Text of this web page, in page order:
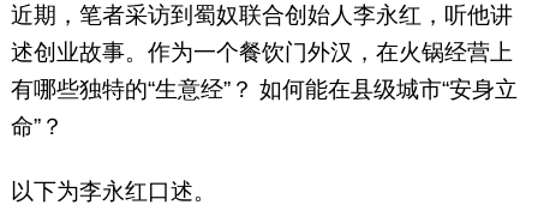
近期，笔者采访到蜀奴联合创始人李永红，听他讲
述创业故事。作为一个餐饮门外汉，在火锅经营上
有哪些独特的“生意经”？ 如何能在县级城市“安身立
命”？
以下为李永红口述。